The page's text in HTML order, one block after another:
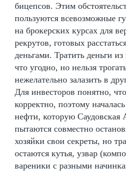
бицепсов. Этим
пользуются всевозможные
на брокерских курсах для
рекрутов, готовых
деньгами. Тратить деньги
что угодно, но нельзя
нежелательно залазить в
Для инвесторов понятно,
корректно, поэтому
нефти, которую Саудовская
пытаются совместно
хозяйки свои секреты, но
остаются кутья, узвар
вареники с разными